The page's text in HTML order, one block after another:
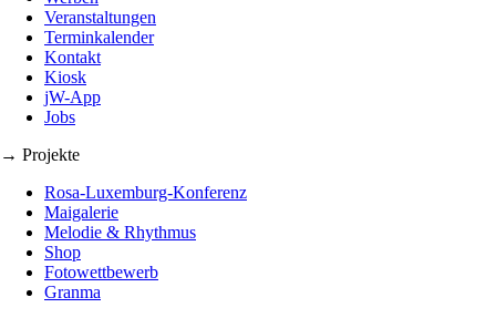
Veranstaltungen
Terminkalender
Kontakt
Kiosk
jW-App
Jobs
→ Projekte
Rosa-Luxemburg-Konferenz
Maigalerie
Melodie & Rhythmus
Shop
Fotowettbewerb
Granma